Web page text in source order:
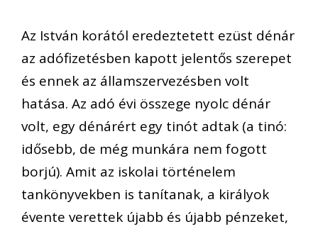
Az István korától eredeztetett ezüst dénár
az adófizetésben kapott jelentős szerepet
és ennek az államszervezésben volt
hatása. Az adó évi összege nyolc dénár
volt, egy dénárért egy tinót adtak (a tinó:
idősebb, de még munkára nem fogott
borjú). Amit az iskolai történelem
tankönyvekben is tanítanak, a királyok
évente verettek újabb és újabb pénzeket,